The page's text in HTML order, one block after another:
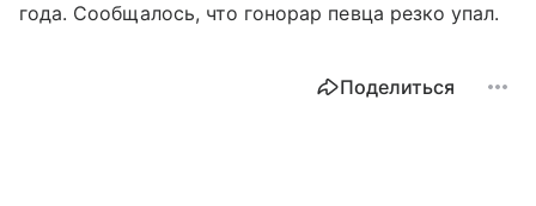
года. Сообщалось, что гонорар певца резко упал.
Поделиться